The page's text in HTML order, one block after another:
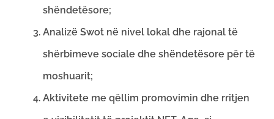
shëndetësore;
Analizë Swot në nivel lokal dhe rajonal të
shërbimeve sociale dhe shëndetësore për të
moshuarit;
Aktivitete me qëllim promovimin dhe rritjen